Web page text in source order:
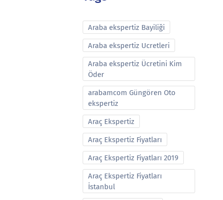
Araba ekspertiz Bayiliği
Araba ekspertiz Ucretleri
Araba ekspertiz Ücretini Kim
Öder
arabamcom Güngören Oto
ekspertiz
Araç Ekspertiz
Araç Ekspertiz Fiyatları
Araç Ekspertiz Fiyatları 2019
Araç Ekspertiz Fiyatları
İstanbul